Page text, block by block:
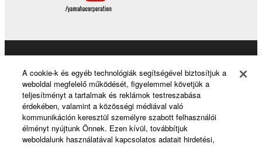
News
A cookie-k és egyéb technológiák segítségével biztosítjuk a
weboldal megfelelő működését, figyelemmel követjük a
teljesítményt a tartalmak és reklámok testreszabása
érdekében, valamint a közösségi médiával való
kommunikáción keresztül személyre szabott felhasználói
élményt nyújtunk Önnek. Ezen kívül, továbbítjuk
weboldalunk használatával kapcsolatos adatait hirdetési,